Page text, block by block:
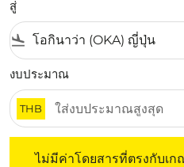
สู่
flight_land
งบประมาณ
THB
ไม่มีค่าโดยสารที่ตรงกับเ